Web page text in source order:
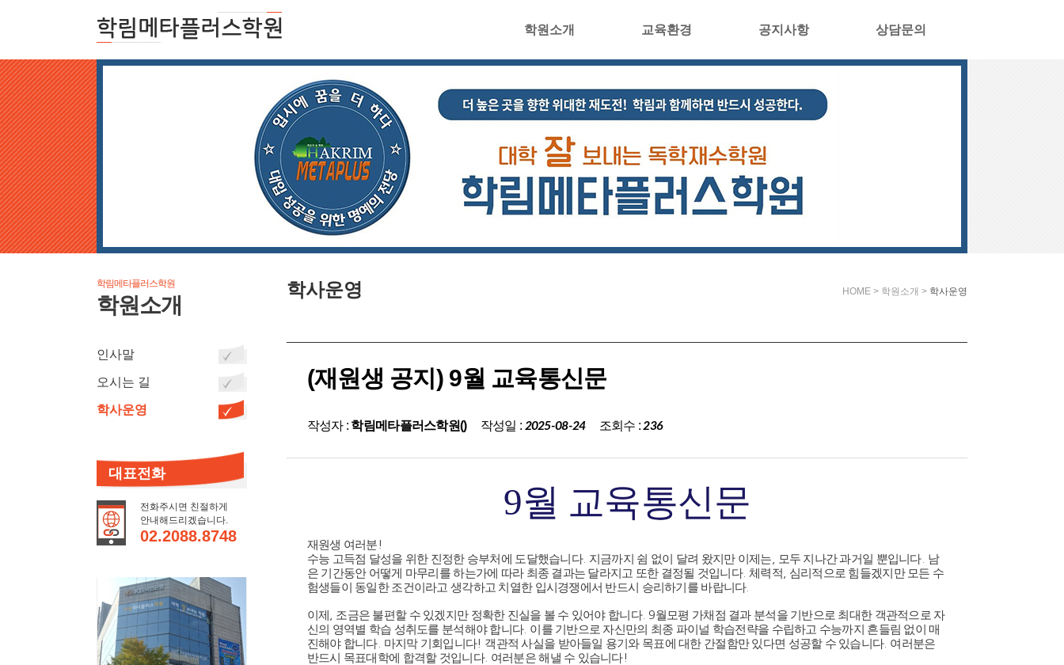
학원소개 교육환경 공지사항 상담문의
학림메타플러스학원
학원소개
인사말
오시는 길
학사운영
대표전화
전화주시면 친절하게
안내해드리겠습니다.
02.2088.8748
학사운영 HOME > 학원소개 > 학사운영
(재원생 공지) 9월 교육통신문
작성자 : 학림메타플러스학원() 작성일 : 2025-08-24 조회수 :236
9월 교육통신문
재원생 여러분 !
수능 고득점 달성을 위한 진정한 승부처에 도달했습니다. 지금까지 쉼 없이 달려 왔지만 이제는 모두 지나간 과거일 뿐입니다. 남
은 기간동안 어떻게 마무리를 하는가에 따라 최종 결과는 달라지고 또한 결정될 것입니다. 체력적
심리적으로 힘들겠지만 모든 수
험생들이 동일한 조건이라고 생각하고 치열한 입시경쟁에서 반드시 승리하기를 바랍니다.
이제 조금은 불편할 수 있겠지만 정확한 진실을 볼 수 있어야 합니다. 9월모평 가채점 결과 분석을 기반으로 최대한 객관적으로 자
신의 영역별 학습 성취도를 분석해야 합니다. 이를 기반으로 자신만의 최종 파이널 학습전략을 수립하고 수능까지 흔들림 없이 매
진해야 합니다. 마지막 기회입니다! 객관적 사실을 받아들일 용기와 목표에 대한 간절함만 있다면 성공할 수 있습니다. 여러분은
반드시 목표대학에 합격할 것입니다. 여러분은 해낼 수 있습니다!